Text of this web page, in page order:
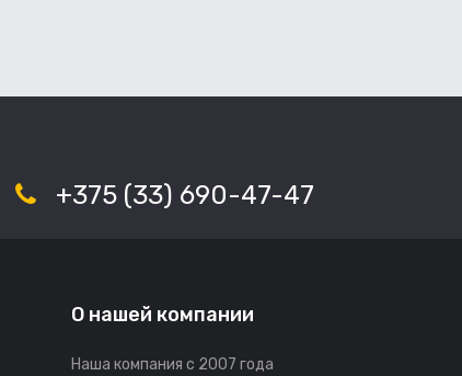
+375 (33) 690-47-47
О нашей компании
Наша компания с 2007 года